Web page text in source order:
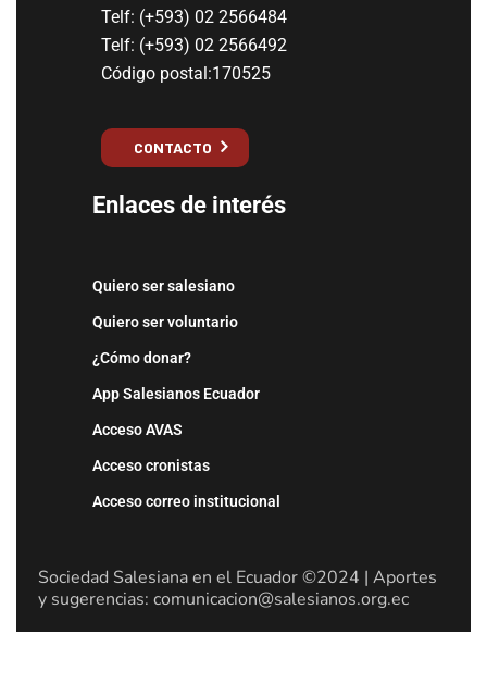
Telf: (+593) 02 2566484
Telf: (+593) 02 2566492
Código postal:170525
CONTACTO
Enlaces de interés
Quiero ser salesiano
Quiero ser voluntario
¿Cómo donar?
App Salesianos Ecuador
Acceso AVAS
Acceso cronistas
Acceso correo institucional
Sociedad Salesiana en el Ecuador ©2024 | Aportes
y sugerencias: comunicacion@salesianos.org.ec